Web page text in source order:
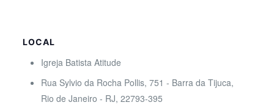
LOCAL
Igreja Batista Atitude
Rua Sylvio da Rocha Pollis, 751 - Barra da Tijuca,
Rio de Janeiro - RJ, 22793-395